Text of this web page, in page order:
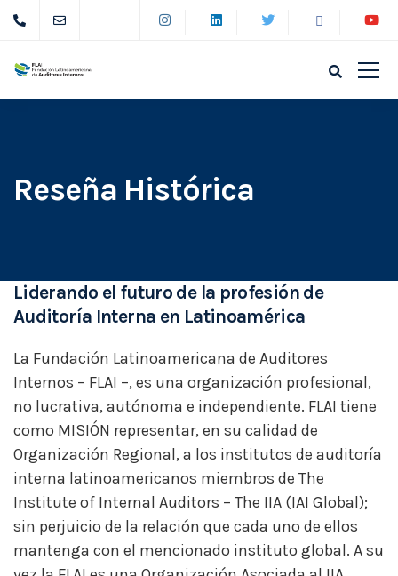
Reseña Histórica
Liderando el futuro de la profesión de
Auditoría Interna en Latinoamérica
La Fundación Latinoamericana de Auditores
Internos – FLAI –, es una organización profesional,
no lucrativa, autónoma e independiente. FLAI tiene
como MISIÓN representar, en su calidad de
Organización Regional, a los institutos de auditoría
interna latinoamericanos miembros de The
Institute of Internal Auditors – The IIA (IAI Global);
sin perjuicio de la relación que cada uno de ellos
mantenga con el mencionado instituto global. A su